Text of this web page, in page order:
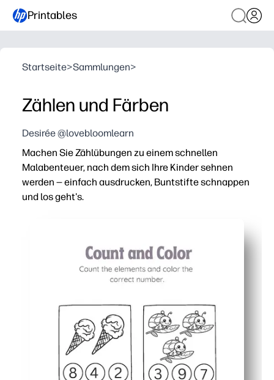
Printables
Startseite>Sammlungen>
Zählen und Färben
Desirée @lovebloomlearn
Machen Sie Zählübungen zu einem schnellen
Malabenteuer, nach dem sich Ihre Kinder sehnen
werden — einfach ausdrucken, Buntstifte schnappen
und los geht's.
Sie fördern die Feinmotorik und den Fokus durch
Sie sparen Zeit — dank der Zero-Prep ist es ideal für
Sie können unterscheiden — kreisen, nach Code